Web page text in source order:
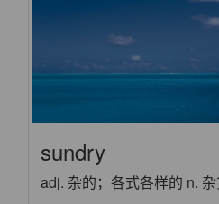
sundry
adj. 杂的；各式各样的 n.